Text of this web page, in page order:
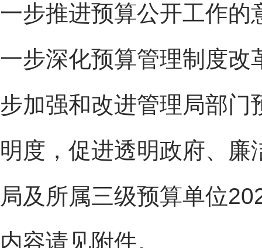
一步推进预算公开工作的
一步深化预算管理制度改
步加强和改进管理局部门
明度，促进透明政府、
局及所属三级预算单位
内容请见附件。